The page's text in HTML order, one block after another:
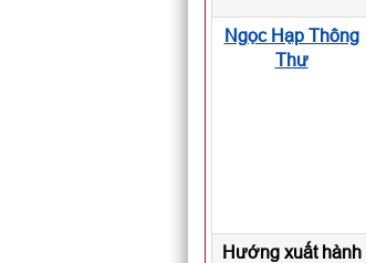
Ngọc Hạp Thông
Thư
Hướng xuất hành